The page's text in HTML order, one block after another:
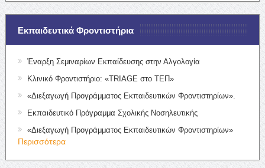
Εκπαιδευτικά Φροντιστήρια
Έναρξη Σεμιναρίων Εκπαίδευσης στην Αλγολογία
Κλινικό Φροντιστήριο: «TRIAGE στο ΤΕΠ»
«Διεξαγωγή Προγράμματος Εκπαιδευτικών Φροντιστηρίων».
Εκπαιδευτικό Πρόγραμμα Σχολικής Νοσηλευτικής
«Διεξαγωγή Προγράμματος Εκπαιδευτικών Φροντιστηρίων»
Περισσότερα